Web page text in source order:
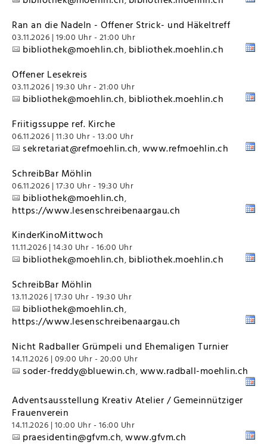
Ran an die Nadeln - Offener Strick- und Häkeltreff
03.11.2026 | 19:00 Uhr - 21:00 Uhr
bibliothek@moehlin.ch, bibliothek.moehlin.ch
Offener Lesekreis
03.11.2026 | 19:30 Uhr - 21:00 Uhr
bibliothek@moehlin.ch, bibliothek.moehlin.ch
Friitigssuppe ref. Kirche
06.11.2026 | 11:30 Uhr - 13:00 Uhr
sekretariat@refmoehlin.ch,www.refmoehlin.ch
SchreibBar Möhlin
06.11.2026 | 17:30 Uhr - 19:30 Uhr
bibliothek@moehlin.ch,
https://www.lesenschreibenaargau.ch
KinderKinoMittwoch
11.11.2026 | 14:30 Uhr - 16:00 Uhr
bibliothek@moehlin.ch, bibliothek.moehlin.ch
SchreibBar Möhlin
13.11.2026 | 17:30 Uhr - 19:30 Uhr
bibliothek@moehlin.ch,
https://www.lesenschreibenaargau.ch
Nicht Radballer Grümpeli und Ehemaligen Turnier
14.11.2026 | 09:00 Uhr - 20:00 Uhr
soder-freddy@bluewin.ch,www.radball-moehlin.ch
Adventsausstellung Kreativ Atelier / Gemeinnütziger
Frauenverein
14.11.2026 | 10:00 Uhr - 16:00 Uhr
praesidentin@gfvm.ch,www.gfvm.ch